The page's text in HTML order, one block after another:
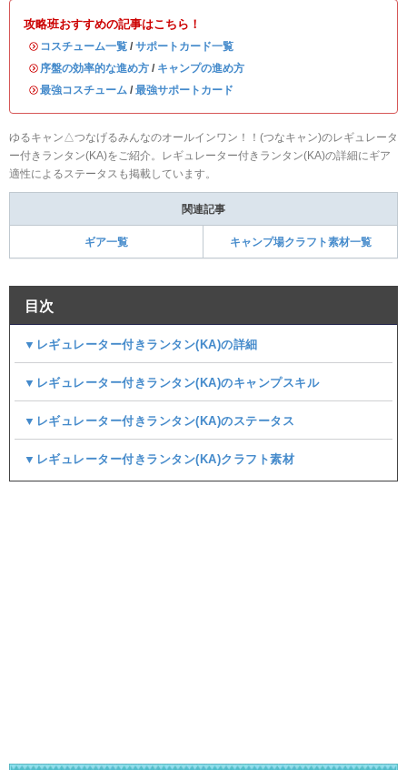
攻略班おすすめの記事はこちら！
・ コスチューム一覧 / サポートカード一覧
・ 序盤の効率的な進め方 / キャンプの進め方
・最強コスチューム / 最強サポートカード
ゆるキャン△つなげるみんなのオールインワン！！(つなキャン)のレギュレータ
ー付きランタン(KA)をご紹介。レギュレーター付きランタン(KA)の詳細にギア
適性によるステータスも掲載しています。
関連記事
ギア一覧 キャンプ場クラフト素材一覧
目次
▼レギュレーター付きランタン(KA)の詳細
▼レギュレーター付きランタン(KA)のキャンプスキル
▼レギュレーター付きランタン(KA)のステータス
▼レギュレーター付きランタン(KA)クラフト素材